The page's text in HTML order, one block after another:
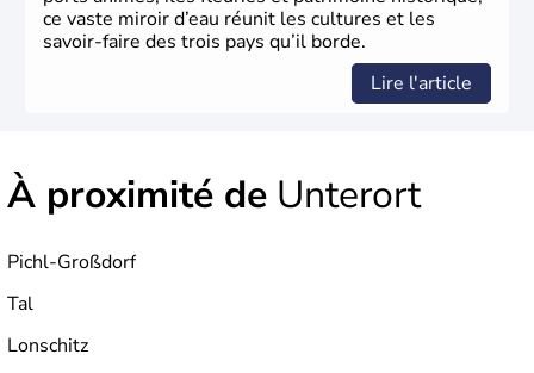
ce vaste miroir d’eau réunit les cultures et les
savoir-faire des trois pays qu’il borde.
Lire l'article
À proximité de Unterort
Pichl-Großdorf
Tal
Lonschitz